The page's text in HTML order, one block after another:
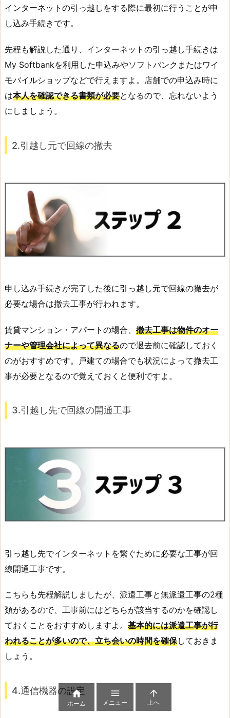
インターネットの引っ越しをする際に最初に行うことが申
し込み手続きです。
先程も解説した通り、インターネットの引っ越し手続きは
My Softbankを利用した申込みやソフトバンクまたはワイ
モバイルショップなどで行えますよ。店舗での申込み時に
は本人を確認できる書類が必要となるので、忘れないよう
にしましょう。
2.引越し元で回線の撤去
申し込み手続きが完了した後に引っ越し元で回線の撤去が
必要な場合は撤去工事が行われます。
賃貸マンション・アパートの場合、 撤去工事は物件のオー
ナーや管理会社によって異なるので退去前に確認しておく
のがおすすめです。戸建ての場合でも状況によって撤去工
事が必要となるので覚えておくと便利ですよ。
3.引越し先で回線の開通工事
引っ越し先でインターネットを繋ぐために必要な工事が回
線開通工事です。
こちらも先程解説しましたが、派遣工事と無派遣工事の2種
類があるので、工事前にはどちらが該当するのかを確認し
ておくことをおすすめしますよ。 基本的には派遣工事が行
われることが多いので、立ち会いの時間を確保しておきま
しょう。
4.通信機器の設定

ホーム

メニュー

上へ